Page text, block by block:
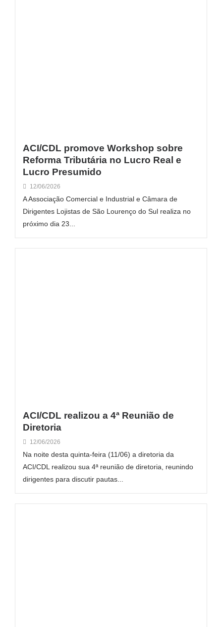
ACI/CDL promove Workshop sobre
Reforma Tributária no Lucro Real e
Lucro Presumido
12/06/2026
A Associação Comercial e Industrial e Câmara de
Dirigentes Lojistas de São Lourenço do Sul realiza no
próximo dia 23...
ACI/CDL realizou a 4ª Reunião de
Diretoria
12/06/2026
Na noite desta quinta-feira (11/06) a diretoria da
ACI/CDL realizou sua 4ª reunião de diretoria, reunindo
dirigentes para discutir pautas...